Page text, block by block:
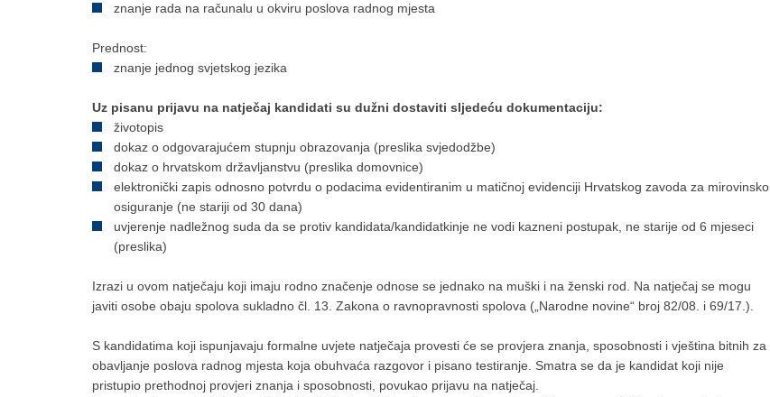
znanje rada na računalu u okviru poslova radnog mjesta
Prednost:
znanje jednog svjetskog jezika
Uz pisanu prijavu na natječaj kandidati su dužni dostaviti sljedeću dokumentaciju:
životopis
dokaz o odgovarajućem stupnju obrazovanja (preslika svjedodžbe)
dokaz o hrvatskom državljanstvu (preslika domovnice)
elektronički zapis odnosno potvrdu o podacima evidentiranim u matičnoj evidenciji Hrvatskog zavoda za mirovinsko
osiguranje (ne stariji od 30 dana)
uvjerenje nadležnog suda da se protiv kandidata/kandidatkinje ne vodi kazneni postupak, ne starije od 6 mjeseci
(preslika)
Izrazi u ovom natječaju koji imaju rodno značenje odnose se jednako na muški i na ženski rod. Na natječaj se mogu
javiti osobe obaju spolova sukladno čl. 13. Zakona o ravnopravnosti spolova („Narodne novine“ broj 82/08. i 69/17.).
S kandidatima koji ispunjavaju formalne uvjete natječaja provesti će se provjera znanja, sposobnosti i vještina bitnih za
obavljanje poslova radnog mjesta koja obuhvaća razgovor i pisano testiranje. Smatra se da je kandidat koji nije
pristupio prethodnoj provjeri znanja i sposobnosti, povukao prijavu na natječaj.